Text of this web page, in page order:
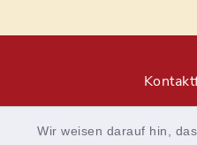
Wir weisen darauf hin,